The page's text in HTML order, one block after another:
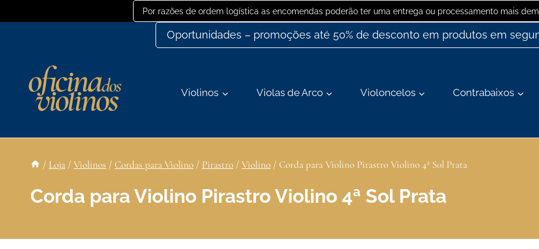
para
Por razões de ordem logística as encomendas poderão ter uma entrega ou processamento mais
Oportunidades – promoções até 50% de desconto em produtos em
Violinos Violas de Arco Violoncelos Contrabaixos
/ Loja /Violinos / Cordas para Violino / Pirastro /Violino / Corda para Violino Pirastro Violino 4ª Sol Prata
Corda para Violino Pirastro Violino 4ª Sol Prata